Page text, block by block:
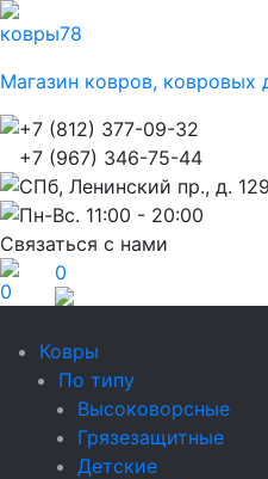
ковры78
Магазин ковров,
+7 (812) 377-09-32
+7 (967) 346-75-44
СПб, Ленинский пр., д. 129
Пн-Вс. 11:00 - 20:00
Связаться с нами
0
0
Ковры
По типу
Высоковорсные
Грязезащитные
Детские